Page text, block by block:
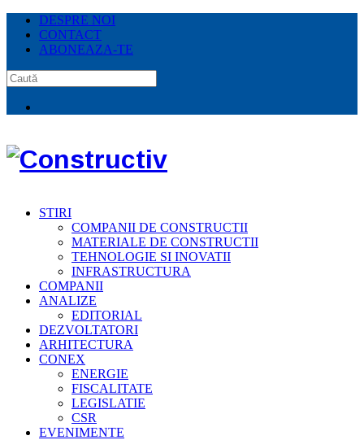
DESPRE NOI
CONTACT
ABONEAZA-TE
STIRI
COMPANII DE CONSTRUCTII
MATERIALE DE CONSTRUCTII
TEHNOLOGIE SI INOVATII
INFRASTRUCTURA
COMPANII
ANALIZE
EDITORIAL
DEZVOLTATORI
ARHITECTURA
CONEX
ENERGIE
FISCALITATE
LEGISLATIE
CSR
EVENIMENTE